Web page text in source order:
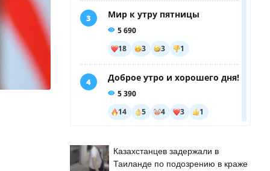
Казахстанцев задержали в
Таиланде по подозрению в краже